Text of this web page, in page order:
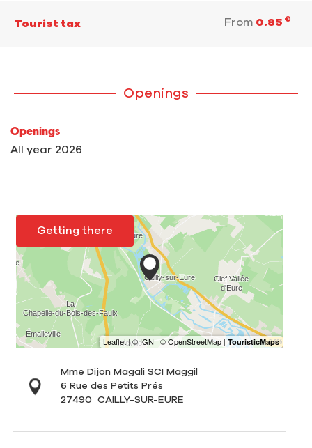
Tourist tax From 0.85 €
Openings
Openings
All year 2026
Getting there
Mme Dijon Magali SCI Maggil
6 Rue des Petits Prés
27490
CAILLY-SUR-EURE